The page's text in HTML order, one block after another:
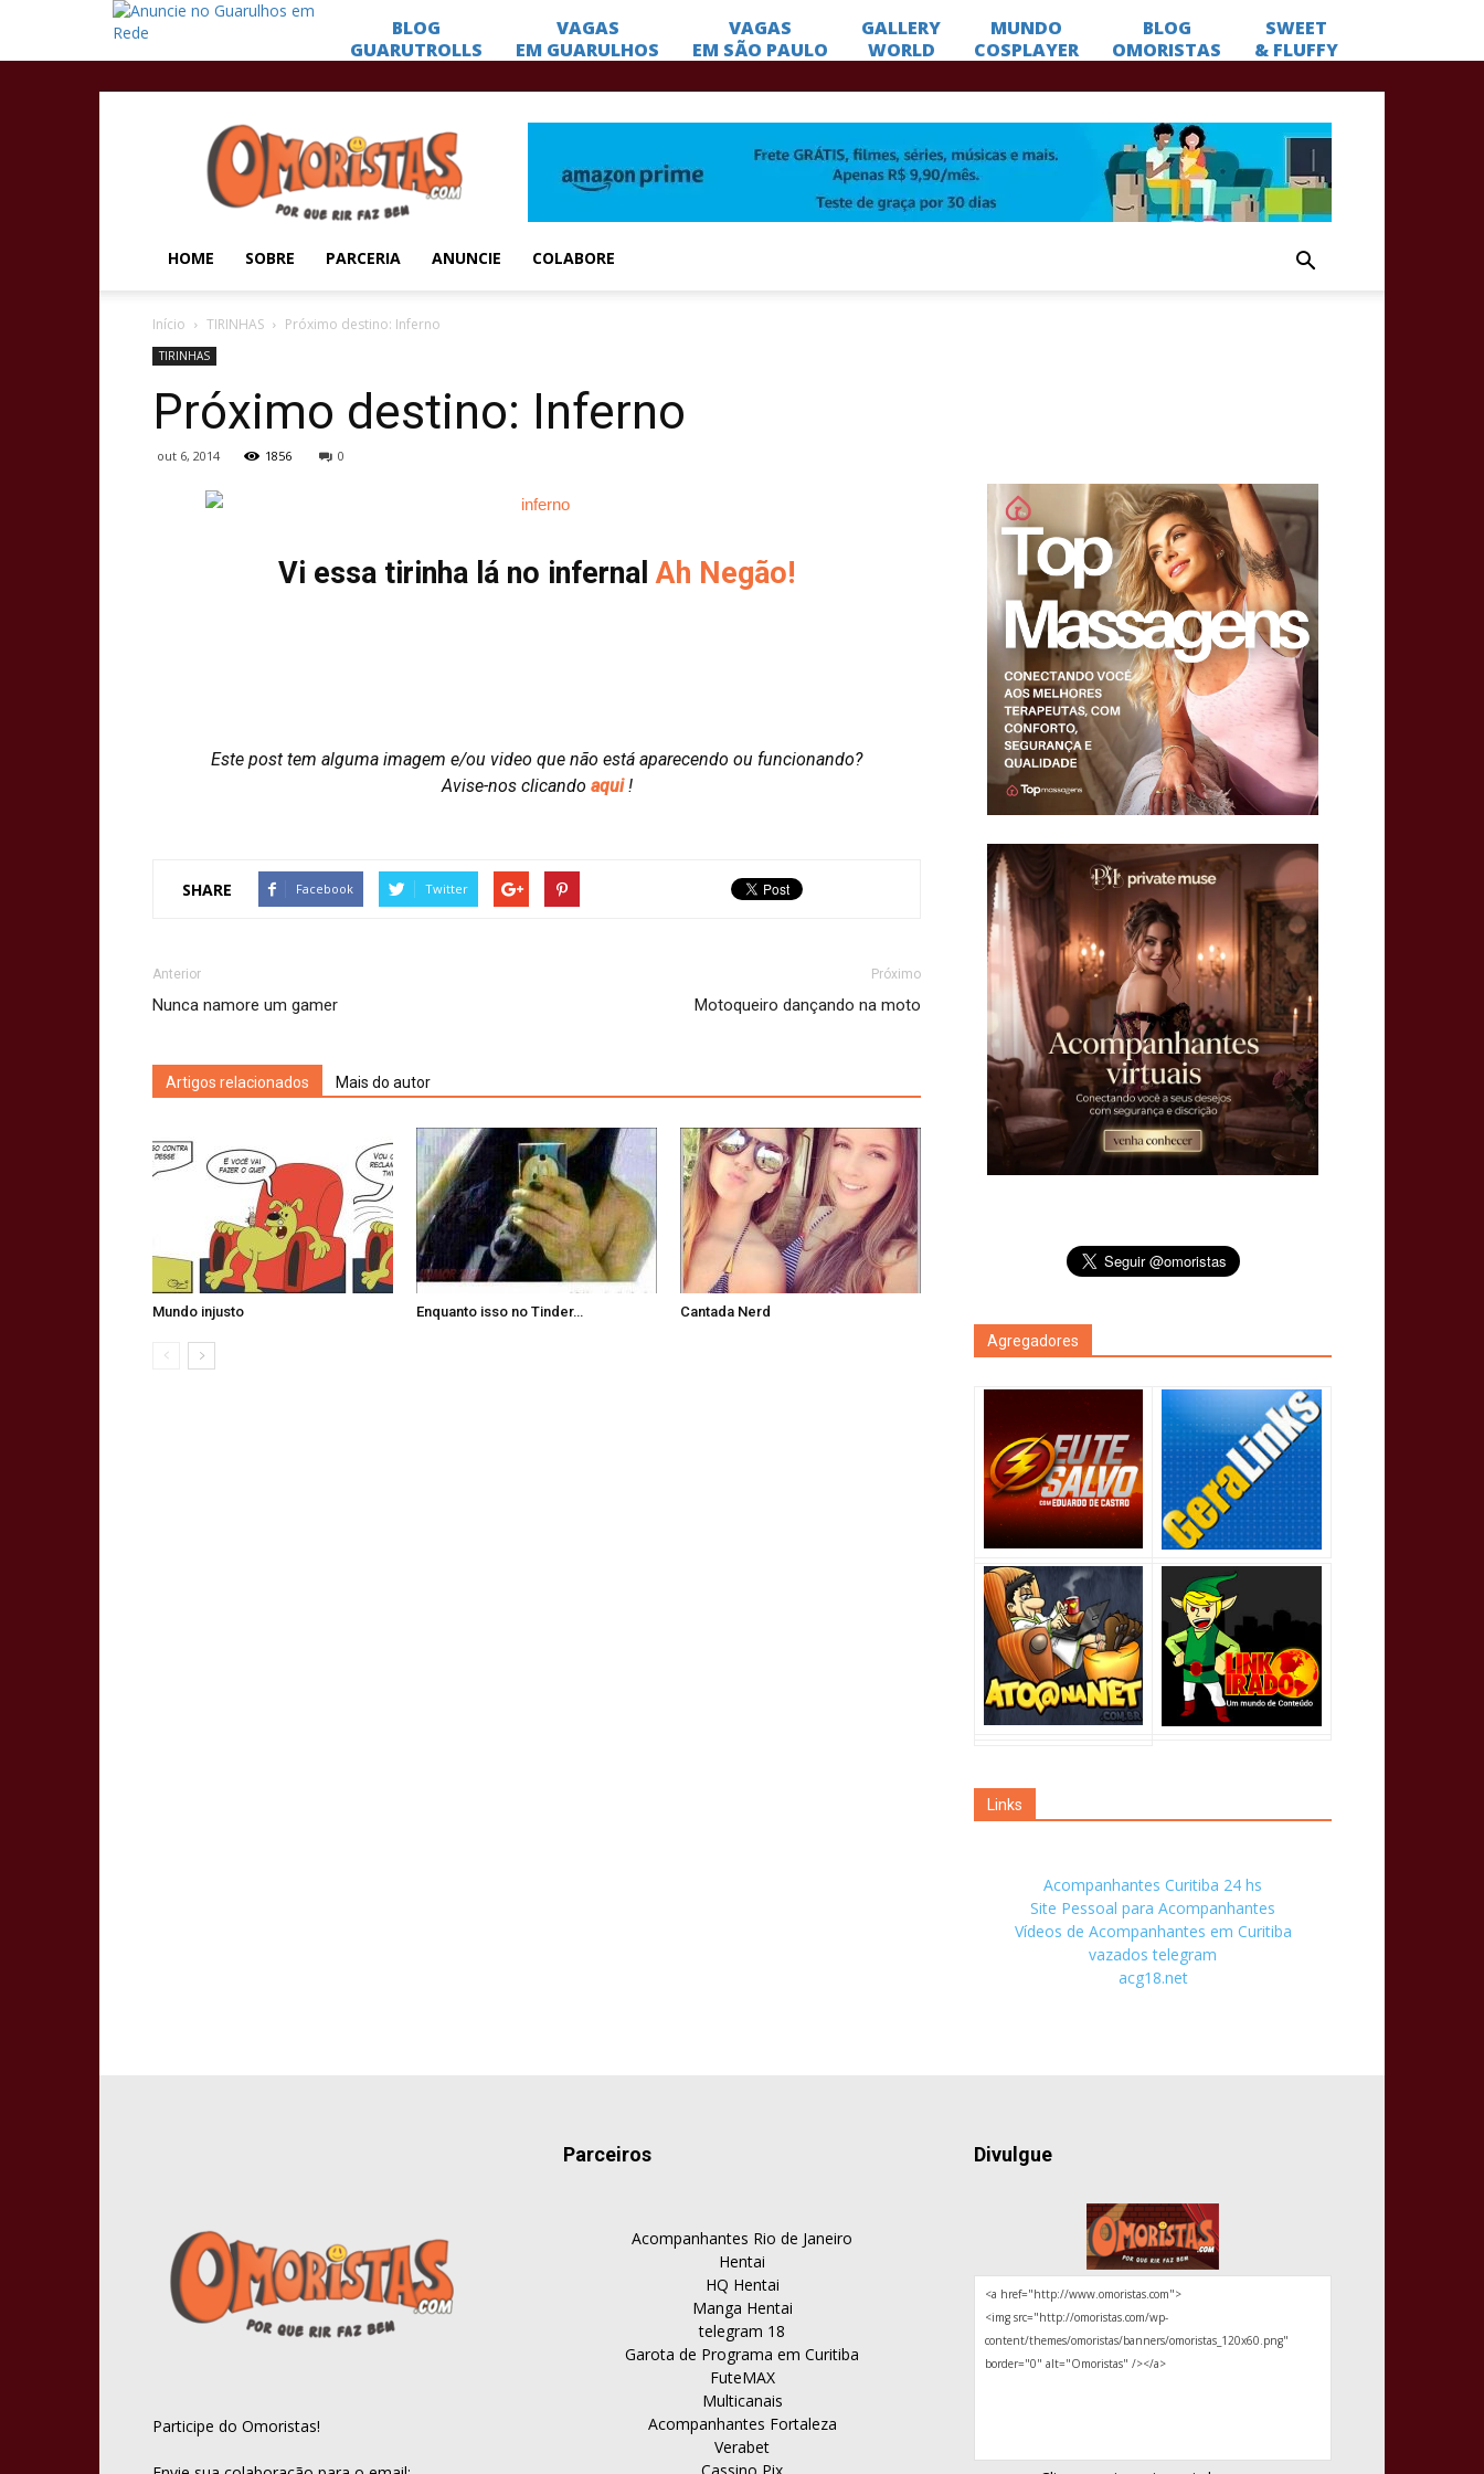
Omoristas
HOME SOBRE PARCERIA ANUNCIE COLABORE
Início TIRINHAS Próximo destino: Inferno
TIRINHAS
Próximo destino: Inferno
out 6, 2014 1856 0
Vi essa tirinha lá no infernalAh Negão!
Este post tem alguma imagem e/ou video que não está aparecendo ou funcionando?
Avise-nos clicando aqui!
SHARE Facebook Twitter
Anterior
Nunca namore um gamer
Próximo
Motoqueiro dançando na moto
Artigos relacionados Mais do autor
Mundo injusto Enquanto isso no Tinder… Cantada Nerd
Agregadores
Links
Acompanhantes Curitiba 24 hs
Site Pessoal para Acompanhantes
Vídeos de Acompanhantes em Curitiba
vazados telegram
acg18.net
Participe do Omoristas!
Parceiros
Acompanhantes Rio de Janeiro
Hentai
HQ Hentai
Manga Hentai
telegram 18
Garota de Programa em Curitiba
FuteMAX
Multicanais
Acompanhantes Fortaleza
Verabet
Divulgue